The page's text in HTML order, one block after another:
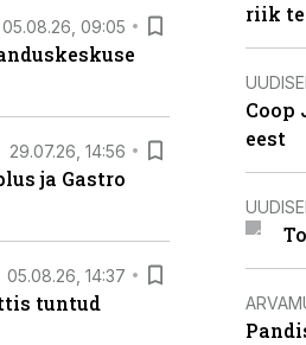
05.08.26, 09:05
29.07.26, 14:56
ja Gastro
05.08.26, 14:37
tuntud
riik
Coop
eest